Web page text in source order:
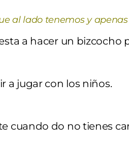
al lado tenemos y apenas
a hacer un bizcocho
a jugar con los niños.
cuando do no tienes